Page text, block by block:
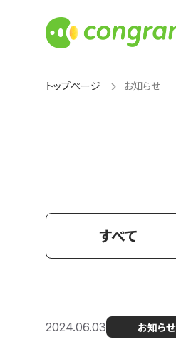
トップページ お知らせ
すべて
2024.06.03 お知らせ